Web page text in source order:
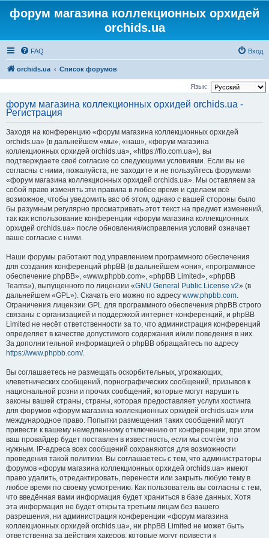
форум магазина коллекционных орхидей
orchids.ua
FAQ Вход
orchids.ua Список форумов
Язык:
форум магазина коллекционных орхидей orchids.ua -
Регистрация
Заходя на конференцию «форум магазина коллекционных орхидей
orchids.ua» (в дальнейшем «мы», «наш», «форум магазина
коллекционных орхидей orchids.ua», «https://flo.com.ua»), вы
подтверждаете своё согласие со следующими условиями. Если вы не
согласны с ними, пожалуйста, не заходите и не пользуйтесь форумами
«форум магазина коллекционных орхидей orchids.ua». Мы оставляем за
собой право изменять эти правила в любое время и сделаем всё
возможное, чтобы уведомить вас об этом, однако с вашей стороны было
бы разумным регулярно просматривать этот текст на предмет изменений,
так как использование конференции «форум магазина коллекционных
орхидей orchids.ua» после обновления/исправления условий означает
ваше согласие с ними.
Наши форумы работают под управлением программного обеспечения
для создания конференций phpBB (в дальнейшем «они», «программное
обеспечение phpBB», «www.phpbb.com», «phpBB Limited», «phpBB
Teams»), выпущенного по лицензии «GNU General Public License v2» (в
дальнейшем «GPL»). Скачать его можно по адресу www.phpbb.com.
Ограничения лицензии GPL для программного обеспечения phpBB строго
связаны с организацией и поддержкой интернет-конференций, и phpBB
Limited не несёт ответственности за то, что администрация конференций
определяет в качестве допустимого содержания и/или поведения в них.
За дополнительной информацией о phpBB обращайтесь по адресу
https://www.phpbb.com/.
Вы соглашаетесь не размещать оскорбительных, угрожающих,
клеветнических сообщений, порнографических сообщений, призывов к
национальной розни и прочих сообщений, которые могут нарушить
законы вашей страны, страны, которая предоставляет услуги хостинга
для форумов «форум магазина коллекционных орхидей orchids.ua» или
международное право. Попытки размещения таких сообщений могут
привести к вашему немедленному отключению от конференции, при этом
ваш провайдер будет поставлен в известность, если мы сочтём это
нужным. IP-адреса всех сообщений сохраняются для возможности
проведения такой политики. Вы соглашаетесь с тем, что администраторы
форумов «форум магазина коллекционных орхидей orchids.ua» имеют
право удалить, отредактировать, перенести или закрыть любую тему в
любое время по своему усмотрению. Как пользователь вы согласны с тем,
что введённая вами информация будет храниться в базе данных. Хотя
эта информация не будет открыта третьим лицам без вашего
разрешения, ни администрация конференции «форум магазина
коллекционных орхидей orchids.ua», ни phpBB Limited не может быть
ответственна за действия хакеров, которые могут привести к